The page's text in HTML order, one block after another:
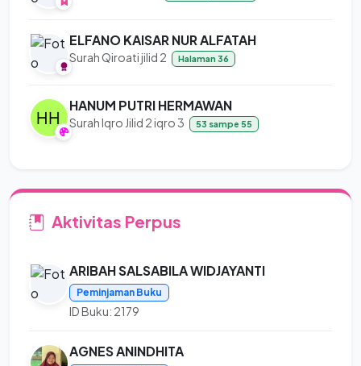
ELFANO KAISAR NUR ALFATAH
Surah Qiroati jilid 2 Halaman 36
HANUM PUTRI HERMAWAN
Surah Iqro Jilid 2 iqro 3 53 sampe 55
Aktivitas Perpus
ARIBAH SALSABILA WIDJAYANTI
Peminjaman Buku
ID Buku: 2179
AGNES ANINDHITA